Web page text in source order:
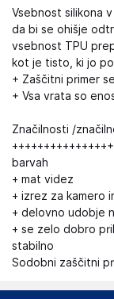
Vsebnost silikona
da bi se ohišje
vsebnost TPU
kot je tisto, ki jo
+ Zaščitni primer
+ Vsa vrata so
Značilnosti /
barvah
+ mat videz
+ izrez za kamero
+ delovno udobje
+ se zelo dobro
stabilno
Sodobni zaščitni